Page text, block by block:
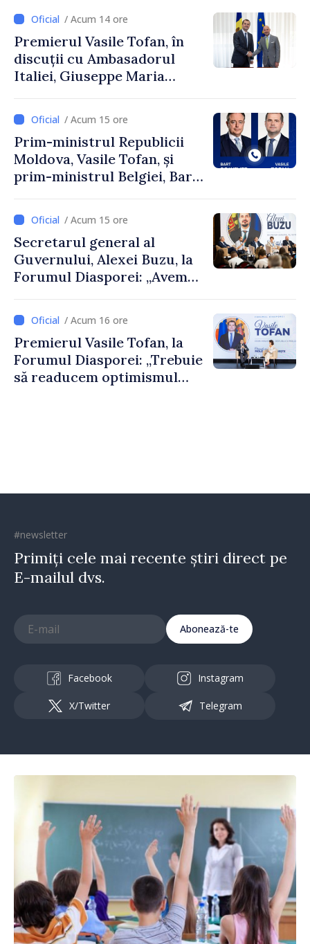
Uygar Mustafa Sertel
/ Acum 14 ore
Premierul Vasile Tofan, în
discuții cu Ambasadorul
Italiei, Giuseppe Maria
/ Acum 15 ore
Prim-ministrul Republicii
Moldova, Vasile Tofan, și
prim-ministrul Belgiei, Bart
despre parcursul european
al Republicii Moldova.
/ Acum 15 ore
Secretarul general al
Guvernului, Alexei Buzu, la
Forumul Diasporei: „Avem
dumneavoastră pentru a
construi comunități mai
puternice”
/ Acum 16 ore
Premierul Vasile Tofan, la
Forumul Diasporei: „Trebuie
să readucem optimismul
#newsletter
Primiți cele mai recente știri direct pe
E-mailul dvs.
Abonează-te
Facebook Instagram
X/Twitter Telegram